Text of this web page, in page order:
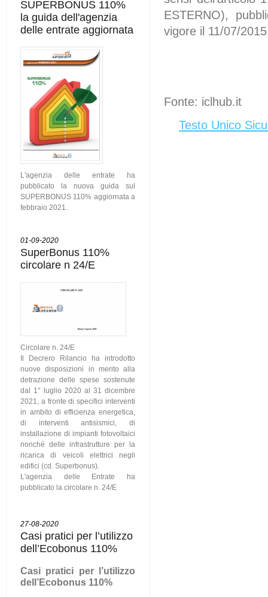
SUPERBONUS 110%
la guida dell'agenzia
delle entrate aggiornata
L'agenzia delle entrate ha
pubblicato la nuova guida sul
SUPERBONUS 110% aggiornata a
febbraio 2021.
01-09-2020
SuperBonus 110%
circolare n 24/E
Circolare n. 24/E
Il Decrero Rilancio ha introdotto
nuove disposizioni in merito alla
detrazione delle spese sostenute
dal 1° luglio 2020 al 31 dicembre
2021, a fronte di specifici interventi
in ambito di efficienza energetica,
di interventi antisismici, di
installazione di impianti fotovoltaici
nonché delle infrastrutture per la
ricarica di veicoli elettrici negli
edifici (cd. Superbonus).
L'agenzia delle Entrate ha
pubblicato la circolare n. 24/E
27-08-2020
Casi pratici per l’utilizzo
dell’Ecobonus 110%
Casi pratici per l’utilizzo
dell’Ecobonus 110%
ESTERNO),
vigore il 11/07/
Fonte: iclhub.it
Testo Unico